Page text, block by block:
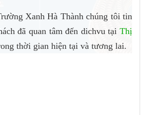
Xanh Hà Thành chúng tôi tin
đã quan tâm đến dichvu tại Thị
thời gian hiện tại và tương lai.